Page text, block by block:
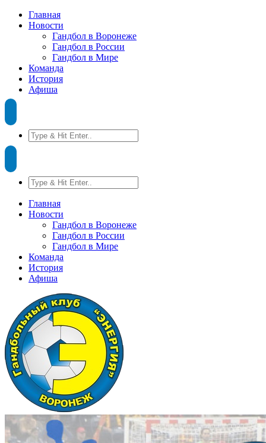
Главная
Новости
Гандбол в Воронеже
Гандбол в России
Гандбол в Мире
Команда
История
Афиша
Главная
Новости
Гандбол в Воронеже
Гандбол в России
Гандбол в Мире
Команда
История
Афиша